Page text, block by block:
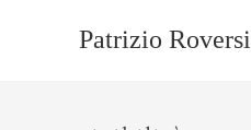
Patrizio Roversi